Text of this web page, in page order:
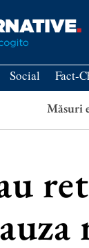
Social Fact-
Măsuri